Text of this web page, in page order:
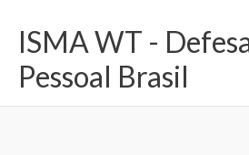
para
conteúdo
ISMA WT -
Pessoal Brasil